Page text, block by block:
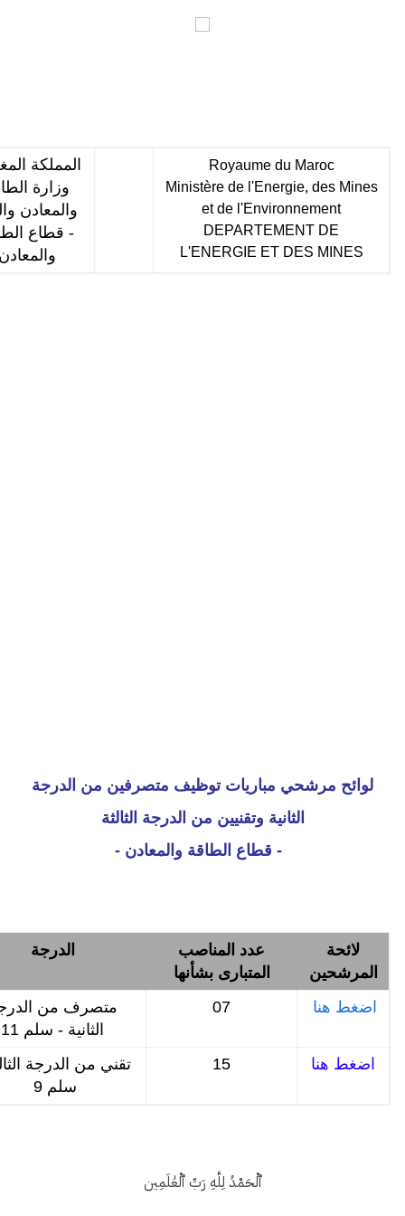
Royaume du Maroc
Ministère de l'Energie, des Mines
et de l'Environnement
DEPARTEMENT DE
L'ENERGIE ET DES MINES
المملكة
وزارة
والمعادن
- قطاع
لوائح مرشحي مباريات توظيف متصرفين من الدرجة
الثانية وتقنيين من الدرجة الثالثة
- قطاع الطاقة والمعادن -
لائحة
المرشحين
عدد المناصب
المتبارى بشأنها
الدرجة
اضغط هنا 07
متصرف من
الثانية - سلم 11
اضغط هنا
15
تقني من الدرجة
سلم 9
ٱلْحَمْدُ لِلَّهِ رَبِّ ٱلْعَٰلَمِين